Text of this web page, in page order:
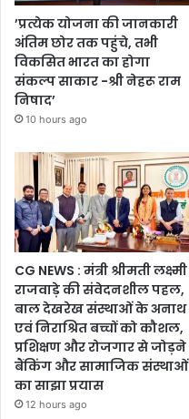
’प्रत्येक योजना की जानकारी
अंतिम छोर तक पहुंचे, तभी
विकसित भारत का होगा
संकल्प साकार -श्री नेहरू राम
निषाद’
10 hours ago
CG NEWS : मंत्री श्रीमती लक्ष्मी
राजवाड़े की संवेदनशील पहल,
बाल देखरेख संस्थाओं के अनाथ
एवं निराश्रित बच्चों को कौशल,
प्रशिक्षण और रोजगार से जोड़ने
बैंकिंग और सामाजिक संस्थाओं
का साझा प्रयास
12 hours ago